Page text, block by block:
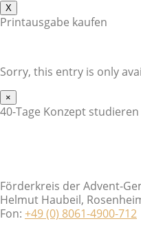
X
Printausgabe kaufen
Sorry, this entry is only
×
40-Tage Konzept
Förderkreis der Advent-
Helmut Haubeil,
Fon: +49 (0) 8061-4900-712